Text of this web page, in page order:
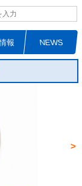
報 NEWS
>